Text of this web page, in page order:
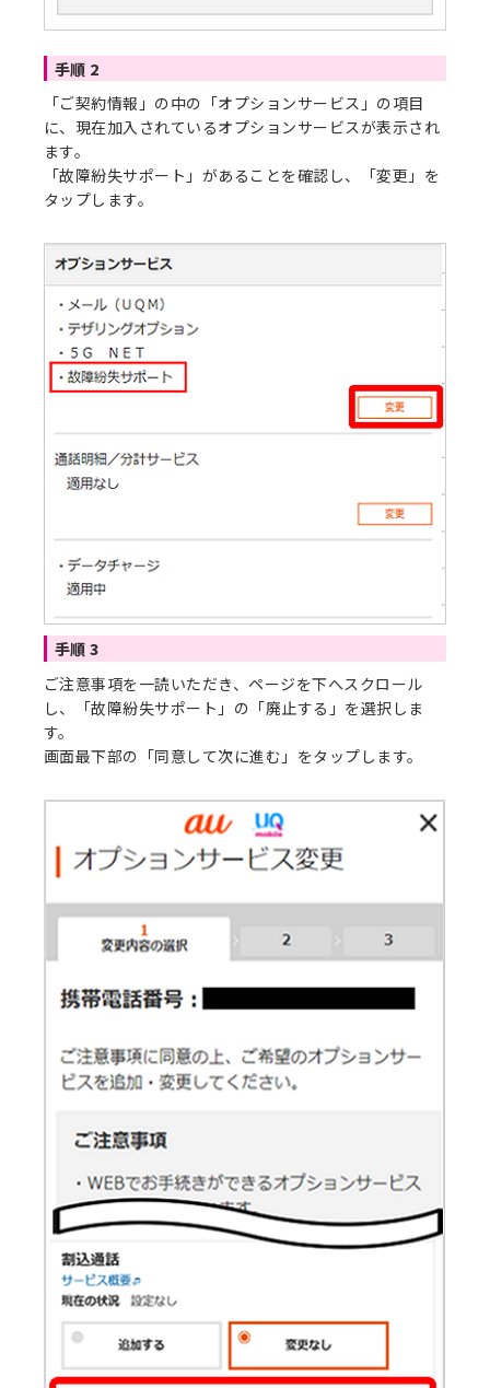
手順 2
「ご契約情報」の中の「オプションサービス」の項目
に、現在加入されているオプションサービスが表示され
ます。
「故障紛失サポート」があることを確認し、「変更」を
タップします。
手順 3
ご注意事項を一読いただき、ページを下へスクロール
し、「故障紛失サポート」の「廃止する」を選択しま
す。
画面最下部の「同意して次に進む」をタップします。